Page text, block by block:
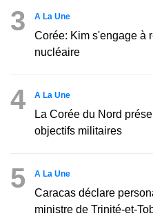
3 A La Une
Corée: Kim s'engage à
nucléaire
4 A La Une
La Corée du Nord
objectifs militaires
5 A La Une
Caracas déclare
ministre de Trinité-et-